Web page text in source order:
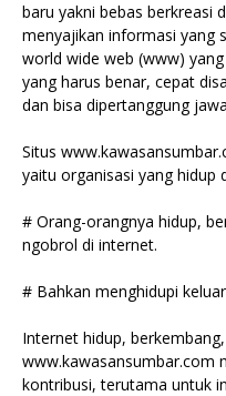
baru yakni bebas berkreasi
menyajikan informasi yang
world wide web (www)
yang harus benar, cepat
dan bisa dipertanggung
Situs
yaitu organisasi yang hidup
# Orang-orangnya hidup,
ngobrol di internet.
# Bahkan menghidupi
Internet hidup,
www.kawasansumbar.com
kontribusi, terutama untuk